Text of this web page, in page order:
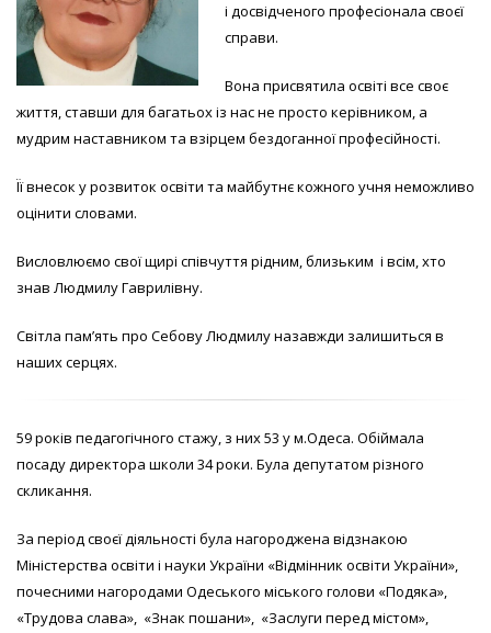
і досвідченого професіонала своєї
справи.
Вона присвятила освіті все своє
життя, ставши для багатьох із нас не просто керівником, а
мудрим наставником та взірцем бездоганної професійності.
Її внесок у розвиток освіти та майбутнє кожного учня неможливо
оцінити словами.
Висловлюємо свої щирі співчуття рідним, близьким і всім, хто
знав Людмилу Гаврилівну.
Світла пам’ять про Себову Людмилу назавжди залишиться в
наших серцях.
59 років педагогічного стажу, з них 53 у м.Одеса. Обіймала
посаду директора школи 34 роки. Була депутатом різного
скликання.
За період своєї діяльності була нагороджена відзнакою
Міністерства освіти і науки України «Відмінник освіти України»,
почесними нагородами Одеського міського голови «Подяка»,
«Трудова слава», «Знак пошани», «Заслуги перед містом»,